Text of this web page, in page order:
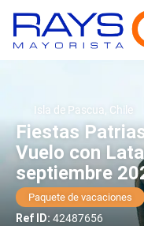
Isla de Pascua, Chile
Fiestas
Vuelo con
septiembre
Paquete de vacaciones
Ref ID: 42487656